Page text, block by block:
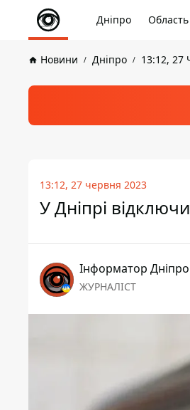
Дніпро Область
Новини Дніпро 13:12, 27
13:12, 27 червня 2023
У Дніпрі
Інформатор Дніпро
ЖУРНАЛІСТ